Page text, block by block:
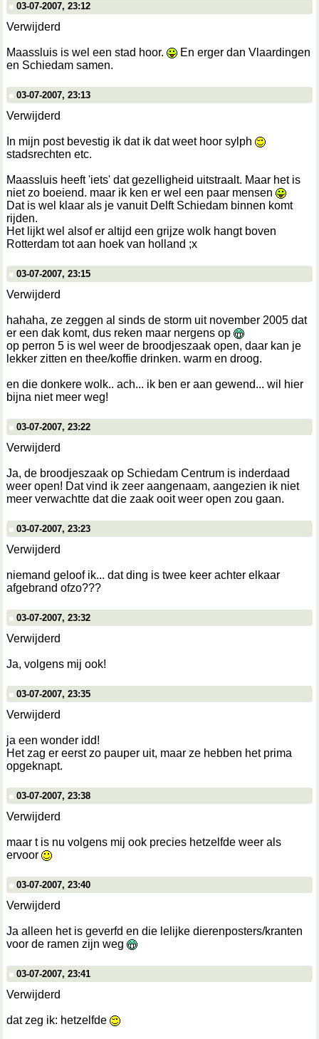
03-07-2007, 23:12
Verwijderd
Maassluis is wel een stad hoor.
En erger dan Vlaardingen
en Schiedam samen.
03-07-2007, 23:13
Verwijderd
In mijn post bevestig ik dat ik dat weet hoor sylph
stadsrechten etc.
Maassluis heeft 'iets' dat gezelligheid uitstraalt. Maar het is
niet zo boeiend. maar ik ken er wel een paar mensen
Dat is wel klaar als je vanuit Delft Schiedam binnen komt
rijden.
Het lijkt wel alsof er altijd een grijze wolk hangt boven
Rotterdam tot aan hoek van holland ;x
03-07-2007, 23:15
Verwijderd
hahaha, ze zeggen al sinds de storm uit november 2005 dat
er een dak komt, dus reken maar nergens op
op perron 5 is wel weer de broodjeszaak open, daar kan je
lekker zitten en thee/koffie drinken. warm en droog.
en die donkere wolk.. ach... ik ben er aan gewend... wil hier
bijna niet meer weg!
03-07-2007, 23:22
Verwijderd
Ja, de broodjeszaak op Schiedam Centrum is inderdaad
weer open! Dat vind ik zeer aangenaam, aangezien ik niet
meer verwachtte dat die zaak ooit weer open zou gaan.
03-07-2007, 23:23
Verwijderd
niemand geloof ik... dat ding is twee keer achter elkaar
afgebrand ofzo???
03-07-2007, 23:32
Verwijderd
Ja, volgens mij ook!
03-07-2007, 23:35
Verwijderd
ja een wonder idd!
Het zag er eerst zo pauper uit, maar ze hebben het prima
opgeknapt.
03-07-2007, 23:38
Verwijderd
maar t is nu volgens mij ook precies hetzelfde weer als
ervoor
03-07-2007, 23:40
Verwijderd
Ja alleen het is geverfd en die lelijke dierenposters/kranten
voor de ramen zijn weg
03-07-2007, 23:41
Verwijderd
dat zeg ik: hetzelfde